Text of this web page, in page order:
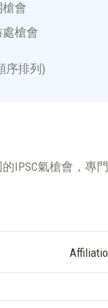
會
槍會
序排列)
IPSC氣槍會，專